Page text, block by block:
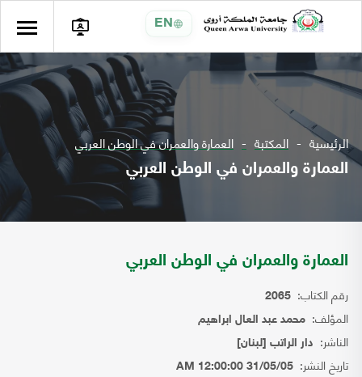
EN
الرئيسية المكتبة العمارة والعمران في الوطن العربي
العمارة والعمران في الوطن العربي
العمارة والعمران في الوطن العربي
رقم الكتاب: 2065
المؤلف: محمد عبد العال ابراهيم
الناشر: دار الراتب [لبنان]
تاريخ النشر: 31/05/05 12:00:00 AM